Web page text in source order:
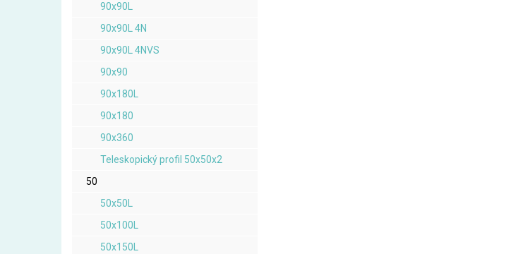
90x90L
90x90L 4N
90x90L 4NVS
90x90
90x180L
90x180
90x360
Teleskopický profil 50x50x2
50
50x50L
50x100L
50x150L